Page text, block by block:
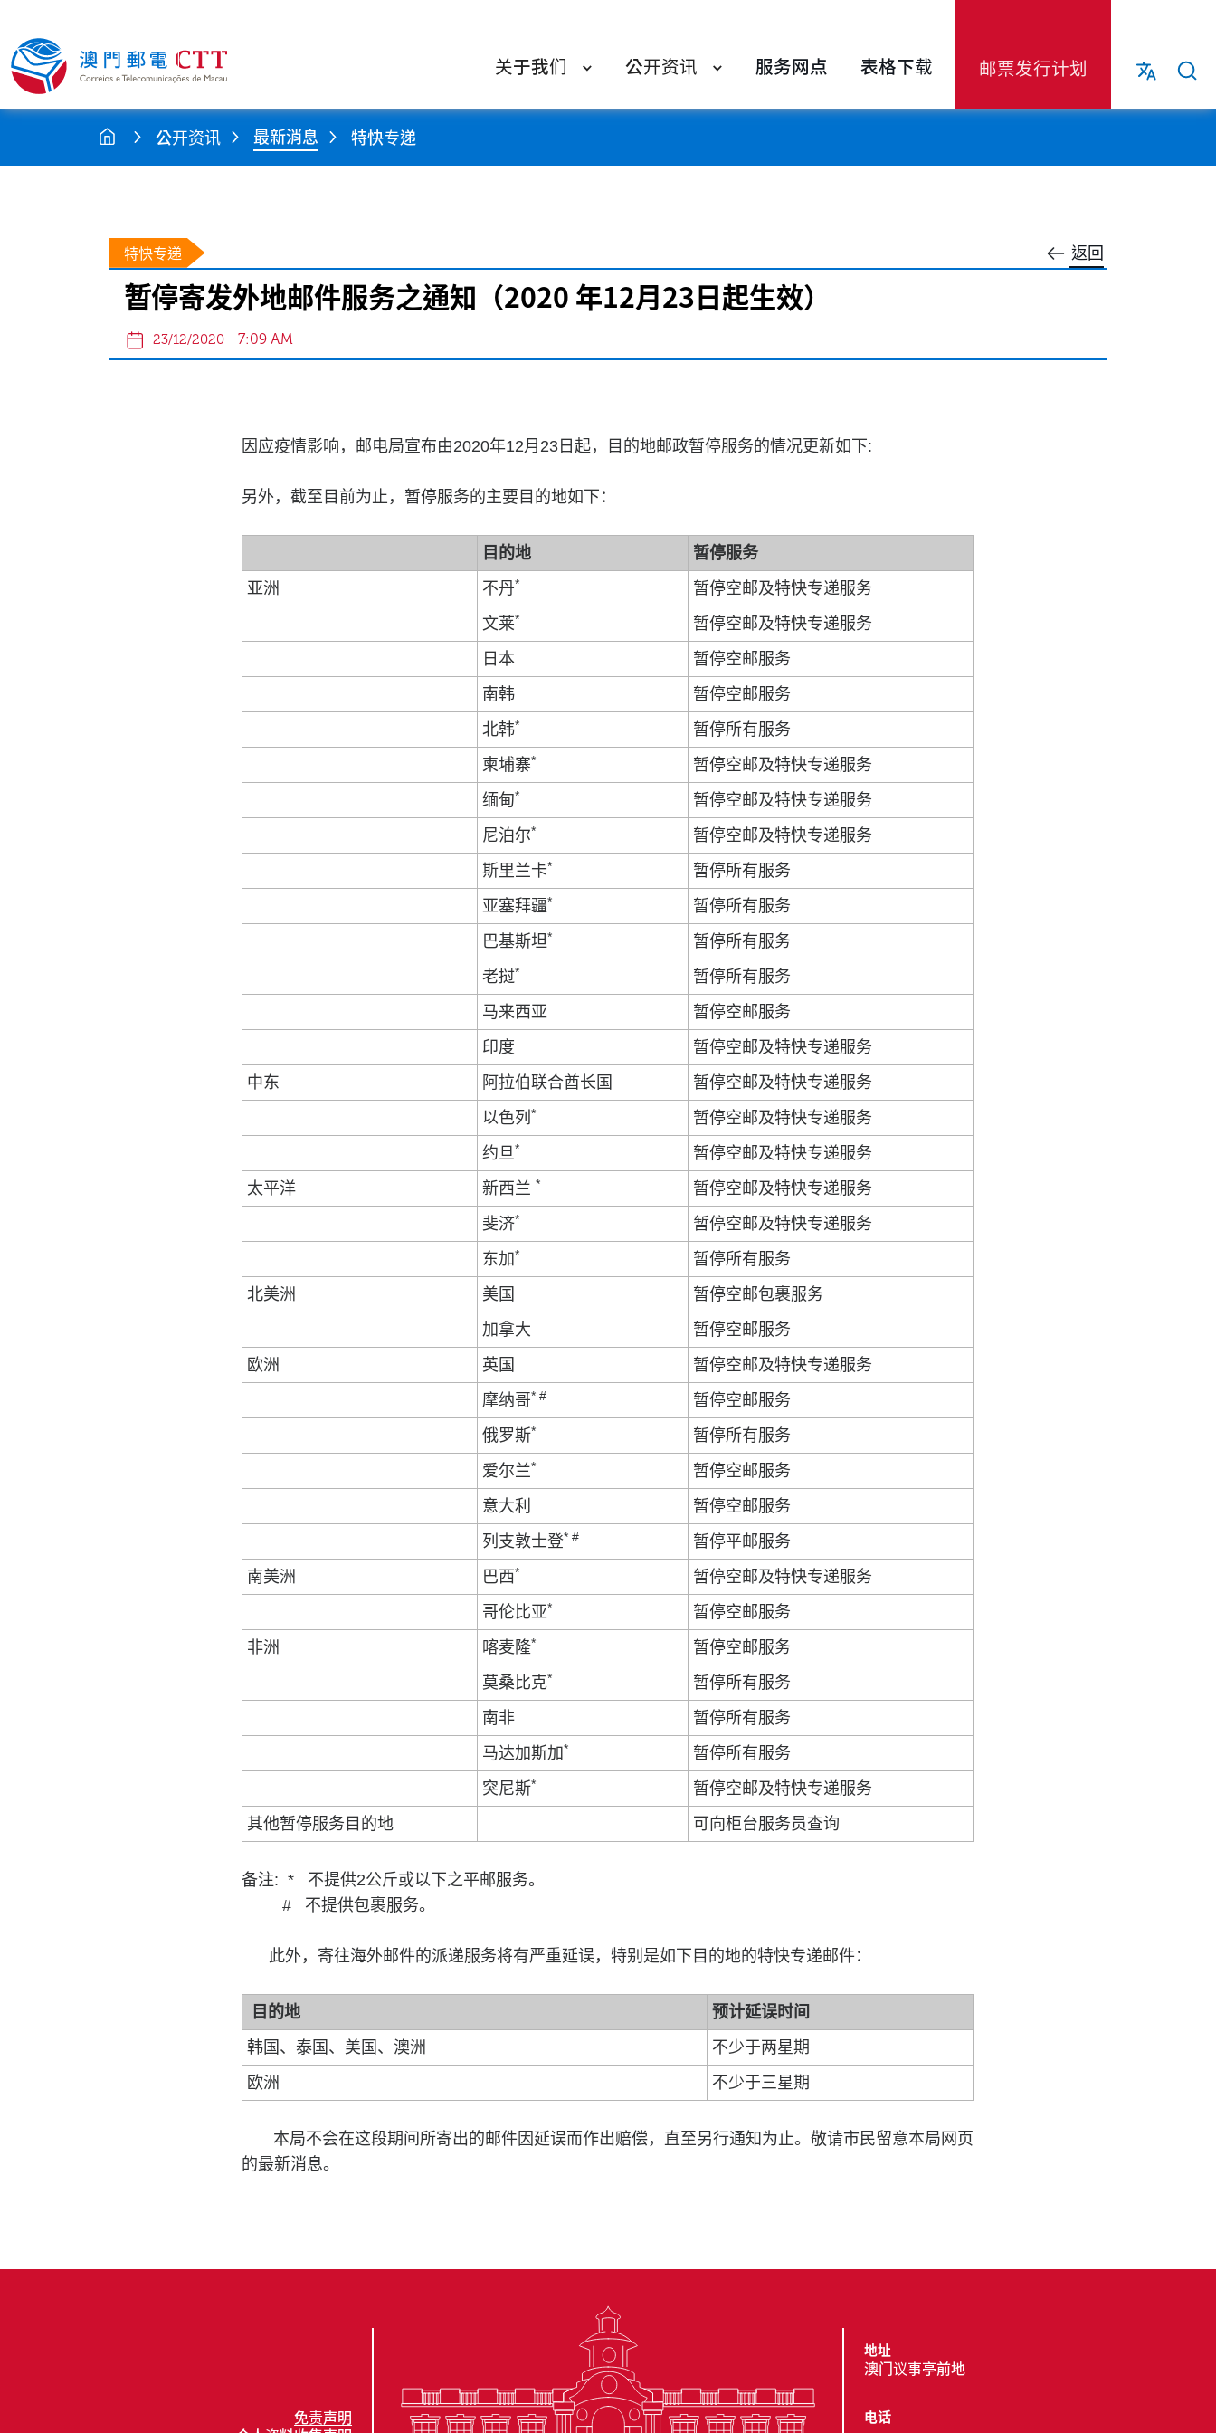
关于我们 公开资讯 服务网点 表格下载 邮票发行计划
公开资讯 最新消息 特快专递
返回
特快专递
暂停寄发外地邮件服务之通知（2020 年12月23日起生效）
23/12/2020 7:09 AM
因应疫情影响，邮电局宣布由2020年12月23日起，目的地邮政暂停服务的情况更新如下:
另外，截至目前为止，暂停服务的主要目的地如下：
目的地
暂停服务
亚洲
不丹*
暂停空邮及特快专递服务
文莱*
暂停空邮及特快专递服务
日本
暂停空邮服务
南韩
暂停空邮服务
北韩*
暂停所有服务
柬埔寨*
暂停空邮及特快专递服务
缅甸*
暂停空邮及特快专递服务
尼泊尔*
暂停空邮及特快专递服务
斯里兰卡*
暂停所有服务
亚塞拜疆*
暂停所有服务
巴基斯坦*
暂停所有服务
老挝*
暂停所有服务
马来西亚
暂停空邮服务
印度
暂停空邮及特快专递服务
中东
阿拉伯联合酋长国
暂停空邮及特快专递服务
以色列 *
暂停空邮及特快专递服务
约旦*
暂停空邮及特快专递服务
太平洋
新西兰 *
暂停空邮及特快专递服务
斐济*
暂停空邮及特快专递服务
东加 *
暂停所有服务
北美洲
美国
暂停空邮包裹服务
加拿大
暂停空邮服务
欧洲
英国
暂停空邮及特快专递服务
摩纳哥* #
暂停空邮服务
俄罗斯*
暂停所有服务
爱尔兰*
暂停空邮服务
意大利
暂停空邮服务
列支敦士登* #
暂停平邮服务
南美洲
巴西*
暂停空邮及特快专递服务
哥伦比亚*
暂停空邮服务
非洲
喀麦隆*
暂停空邮服务
莫桑比克*
暂停所有服务
南非
暂停所有服务
马达加斯加 *
暂停所有服务
突尼斯*
暂停空邮及特快专递服务
其他暂停服务目的地
可向柜台服务员查询
备注: * 不提供2公斤或以下之平邮服务。
# 不提供包裹服务。
此外，寄往海外邮件的派递服务将有严重延误，特别是如下目的地的特快专递邮件：
目的地
预计延误时间
韩国、泰国、美国、澳洲
不少于两星期
欧洲
不少于三星期
本局不会在这段期间所寄出的邮件因延误而作出赔偿，直至另行通知为止。敬请市民留意本局网页
的最新消息。
免责声明
地址
澳门议事亭前地
电话